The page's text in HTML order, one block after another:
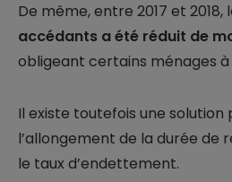
De même, entre 2017 et 2018,
accédants a été réduit de
obligeant certains ménages
Il existe toutefois une solution
l’allongement de la durée de
le taux d’endettement.